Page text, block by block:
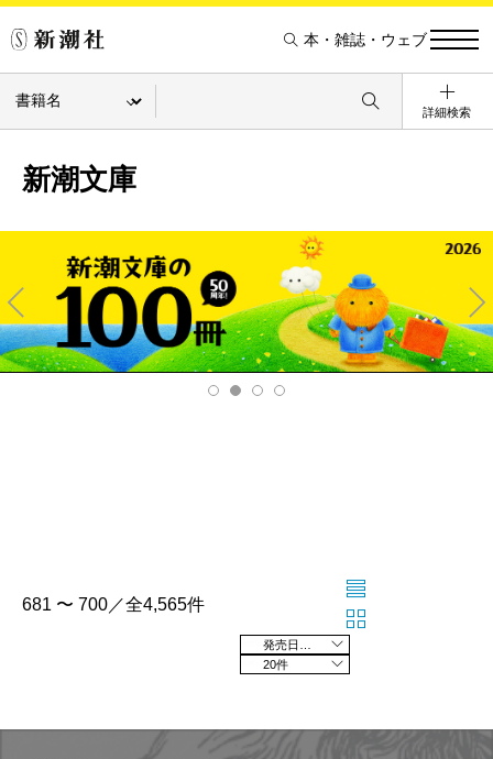
本・雑誌・ウェブ
詳細検索
新潮文庫
Pre
v
Ne
xt
681 〜 700／全4,565件
20件